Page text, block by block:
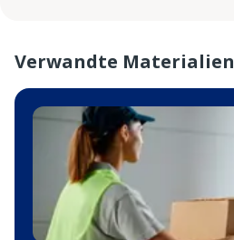
Verwandte Materialien